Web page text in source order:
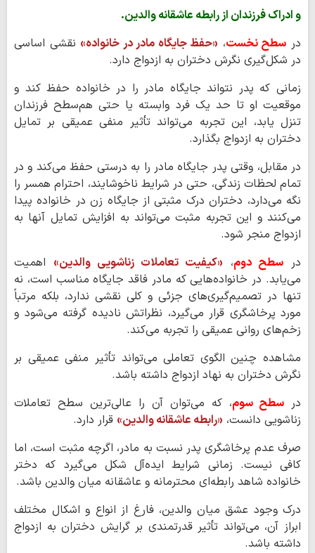
و ادراک فرزندان از رابطه عاشقانه والدین.
در سطح نخست، «حفظ جایگاه مادر در خانواده» نقشی اساسی
در شکل‌گیری نگرش دختران به ازدواج دارد.
زمانی که پدر نتواند جایگاه مادر را در خانواده حفظ کند و
موقعیت او تا حد یک فرد وابسته یا حتی هم‌سطح فرزندان
تنزل یابد، این تجربه می‌تواند تأثیر منفی عمیقی بر تمایل
دختران به ازدواج بگذارد.
در مقابل، وقتی پدر جایگاه مادر را به درستی حفظ می‌کند و در
تمام لحظات زندگی، حتی در شرایط ناخوشایند، احترام همسر را
نگه می‌دارد، دختران درک مثبتی از جایگاه زن در خانواده پیدا
می‌کنند و این تجربه مثبت می‌تواند به افزایش تمایل آنها به
ازدواج منجر شود.
در سطح دوم، «کیفیت تعاملات زناشویی والدین» اهمیت
می‌یابد. در خانواده‌هایی که مادر فاقد جایگاه مناسب است، نه
تنها در تصمیم‌گیری‌های جزئی و کلی نقشی ندارد، بلکه مرتباً
مورد پرخاشگری قرار می‌گیرد، نظراتش نادیده گرفته می‌شود و
زخم‌های روانی عمیقی را تجربه می‌کند.
مشاهده چنین الگوی تعاملی می‌تواند تأثیر منفی عمیقی بر
نگرش دختران به نهاد ازدواج داشته باشد.
در سطح سوم، که می‌توان آن را عالی‌ترین سطح تعاملات
زناشویی دانست، «رابطه عاشقانه والدین» قرار دارد.
صرف عدم پرخاشگری پدر نسبت به مادر، اگرچه مثبت است، اما
کافی نیست. زمانی شرایط ایده‌آل شکل می‌گیرد که دختر
خانواده شاهد رابطه‌ای محترمانه و عاشقانه میان والدین باشد.
درک وجود عشق میان والدین، فارغ از انواع و اشکال مختلف
ابراز آن، می‌تواند تأثیر قدرتمندی بر گرایش دختران به ازدواج
داشته باشد.